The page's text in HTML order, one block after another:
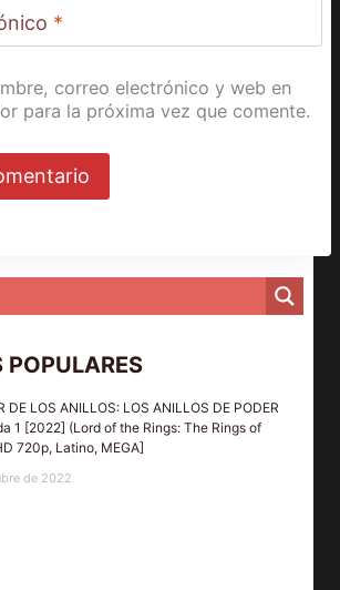
*
correo electrónico y web en
para la próxima vez que comente.
POPULARES
DE LOS ANILLOS: LOS ANILLOS DE PODER
1 [2022] (Lord of the Rings: The Rings of
720p, Latino, MEGA]
de 2022